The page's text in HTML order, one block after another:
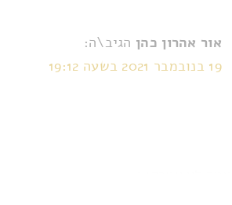
אור אהרון כהן הגיב\ה:
19 בנובמבר 2021 בשעה 19:12